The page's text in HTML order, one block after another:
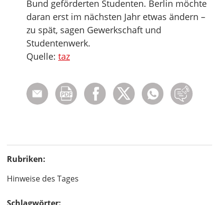
Bund geförderten Studenten. Berlin möchte
daran erst im nächsten Jahr etwas ändern –
zu spät, sagen Gewerkschaft und
Studentenwerk.
Quelle: taz
Rubriken:
Hinweise des Tages